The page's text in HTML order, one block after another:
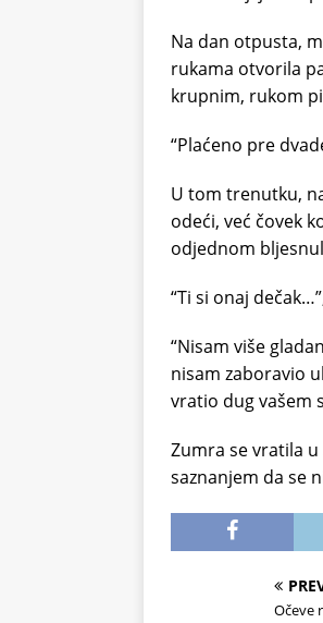
Na dan otpusta,
rukama otvorila
krupnim, rukom
“Plaćeno pre
U tom trenutku,
odeći, već čovek
odjednom
“Ti si onaj
“Nisam više
nisam zaboravio
vratio dug vašem
Zumra se vratila
saznanjem da se
Očeve